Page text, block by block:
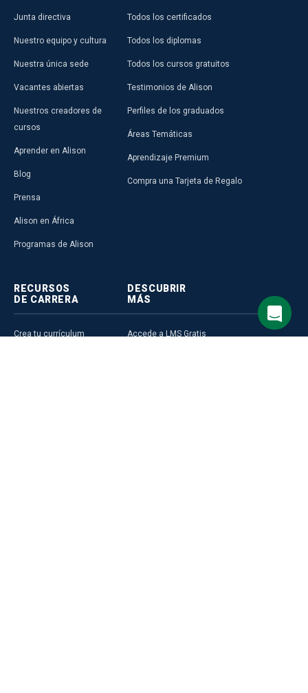
Junta directiva
Nuestro equipo y cultura
Nuestra única sede
Vacantes abiertas
Nuestros creadores de
cursos
Aprender en Alison
Blog
Prensa
Alison en África
Programas de Alison
Todos los certificados
Todos los diplomas
Todos los cursos gratuitos
Testimonios de Alison
Perfiles de los graduados
Áreas Temáticas
Aprendizaje Premium
Compra una Tarjeta de Regalo
RECURSOS
DE CARRERA
Crea tu currículum
DESCUBRIR
MÁS
Accede a LMS Gratis